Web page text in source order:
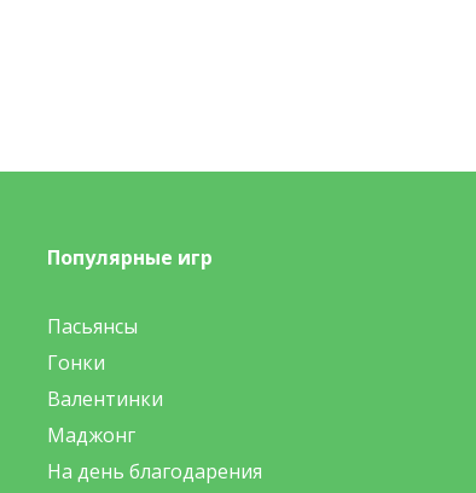
Популярные игр
Пасьянсы
Гонки
Валентинки
Маджонг
На день благодарения